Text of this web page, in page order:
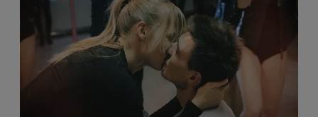
    
Zakupiłam koło do akrobatyki powietrznej
aerial hoop. Bardzo fajne, super mi się